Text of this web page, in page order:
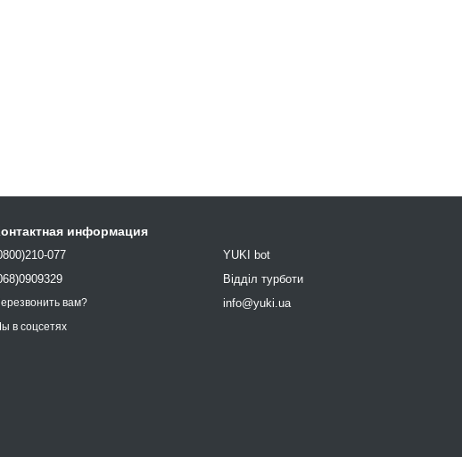
информация
077
вам?
YUKI bot
Відділ турботи
info@yuki.ua
в соцсетях